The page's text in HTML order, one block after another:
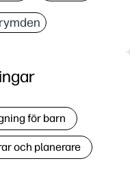
för barn
och planerare